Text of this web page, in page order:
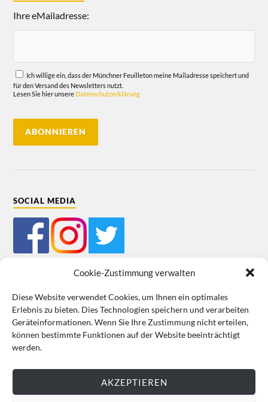
Cookie-Zustimmung verwalten
Diese Website verwendet Cookies, um Ihnen ein optimales
Erlebnis zu bieten. Dies Technologien speichern und verarbeiten
Geräteinformationen. Wenn Sie Ihre Zustimmung nicht erteilen,
können bestimmte Funktionen auf der Website beeinträchtigt
werden.
AKZEPTIEREN
Ihre eMailadresse:
Ich willige ein, dass der Münchner Feuilleton meine Mailadresse speichert und
für den Versand des Newsletters nutzt.
Lesen Sie hier unsere Datenschutzerklärung
SOCIAL MEDIA
Mein Bestellkonto Kundeninformationen Datenschutz
Cookie-Richtlinie (EU) Impressum
VERTRAG WIDERRUFEN